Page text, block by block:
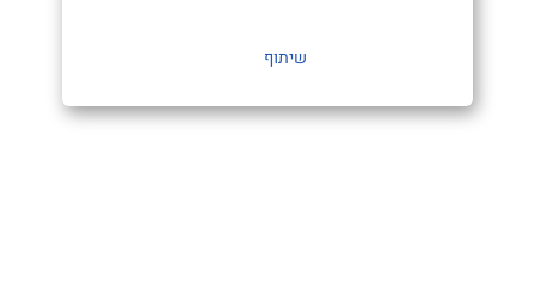
שיתוף